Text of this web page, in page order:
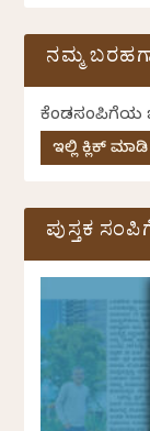
ನಮ್ಮ
ಕೆಂಡಸಂಪಿಗೆಯ
ಇಲ್ಲಿ ಕ್ಲಿಕ್ ಮಾಡಿ
ಪುಸ್ತಕ